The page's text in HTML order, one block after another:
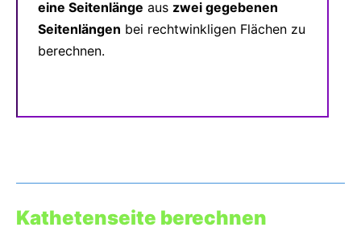
eine Seitenlänge aus zwei gegebenen
Seitenlängen bei rechtwinkligen Flächen zu
berechnen.
Kathetenseite berechnen